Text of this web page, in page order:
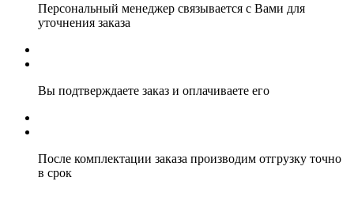
Персональный менеджер связывается с Вами для
уточнения заказа
Вы подтверждаете заказ и оплачиваете его
После комплектации заказа производим отгрузку точно
в срок